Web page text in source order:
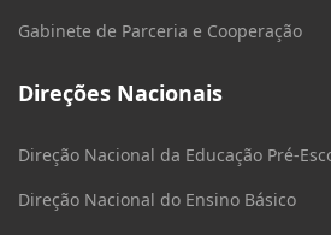
Gabinete de Parceria e Cooperação
Direções Nacionais
Direção Nacional da Educação Pré-
Direção Nacional do Ensino Básico